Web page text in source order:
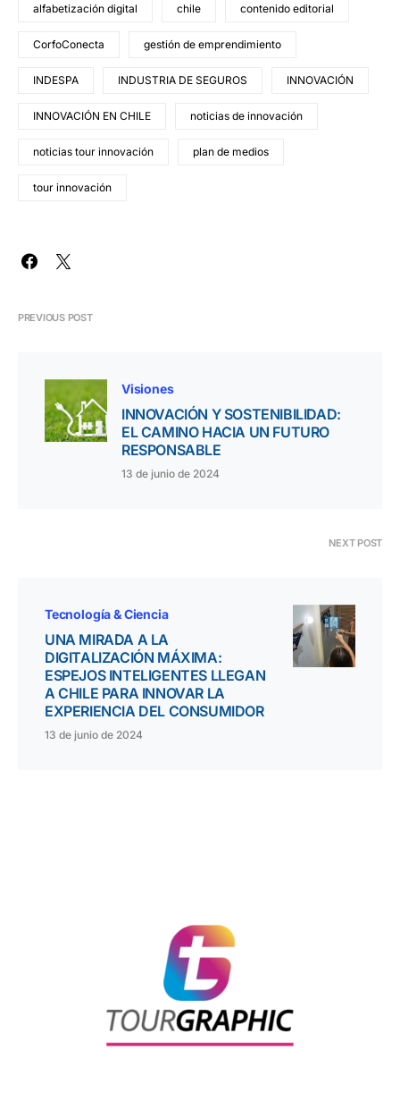
alfabetización digital chile contenido editorial
CorfoConecta gestión de emprendimiento
INDESPA INDUSTRIA DE SEGUROS INNOVACIÓN
INNOVACIÓN EN CHILE noticias de innovación
noticias tour innovación plan de medios
tour innovación
PREVIOUS POST
Visiones
INNOVACIÓN Y SOSTENIBILIDAD:
EL CAMINO HACIA UN FUTURO
RESPONSABLE
13 de junio de 2024
NEXT POST
Tecnología & Ciencia
UNA MIRADA A LA
DIGITALIZACIÓN MÁXIMA:
ESPEJOS INTELIGENTES LLEGAN
A CHILE PARA INNOVAR LA
EXPERIENCIA DEL CONSUMIDOR
13 de junio de 2024